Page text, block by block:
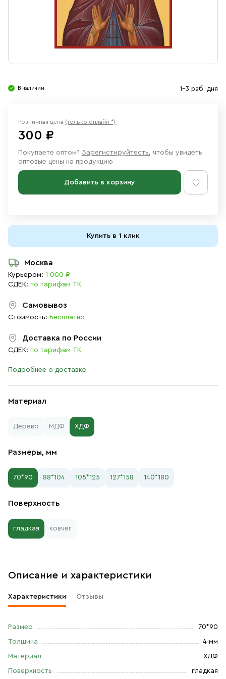
Ювелирные изделия
В наличии 1-3 раб. дня
Материал
Дерево МДФ ХДФ
Размеры, мм
70*90 88*104 105*125 127*158 140*180
Поверхность
гладкая ковчег
Розничная цена (только онлайн *)
300 ₽
Покупаете оптом? Зарегистируйтесть, чтобы увидеть
оптовые цены на продукцию
Добавить в корзину
Купить в 1 клик
Москва
Курьером: 1 000 ₽
СДЕК: по тарифам ТК
Самовывоз
Стоимость: Бесплатно
Доставка по России
СДЕК: по тарифам ТК
Подробнее о доставке
Описание и характеристики
Характеристики Отзывы
Размер 70*90
Толщина 4 мм
Материал ХДФ
Поверхность гладкая